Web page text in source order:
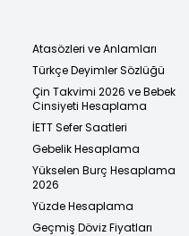
Atasözleri ve Anlamları
Türkçe Deyimler Sözlüğü
Çin Takvimi 2026 ve Bebek
Cinsiyeti Hesaplama
İETT Sefer Saatleri
Gebelik Hesaplama
Yükselen Burç Hesaplama
2026
Yüzde Hesaplama
Geçmiş Döviz Fiyatları